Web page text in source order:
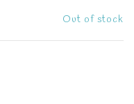
Out of stock